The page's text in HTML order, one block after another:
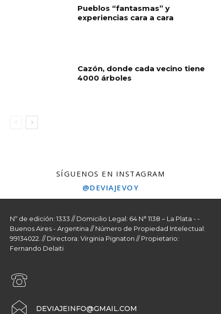
Pueblos “fantasmas” y
experiencias cara a cara
Cazón, donde cada vecino tiene
4000 árboles
SÍGUENOS EN INSTAGRAM
@DEVIAJEVOY
Nº de edición: 1333 // Domicilio Legal: 64 N° 1138 – La Plata - -
Buenos Aires - Argentina // Número de Propiedad Intelectual:
99134022. // Directora: Virginia Pignaton // Propietario:
Fernando Delaiti
DEVIAJEINFO@GMAIL.COM